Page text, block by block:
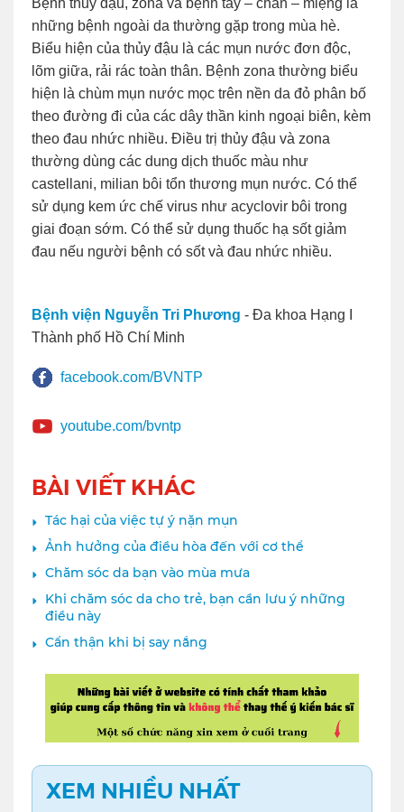
Bệnh thủy đậu, zona và bệnh tay – chân – miệng là
những bệnh ngoài da thường gặp trong mùa hè.
Biểu hiện của thủy đậu là các mụn nước đơn độc,
lõm giữa, rải rác toàn thân. Bệnh zona thường biểu
hiện là chùm mụn nước mọc trên nền da đỏ phân bố
theo đường đi của các dây thần kinh ngoại biên, kèm
theo đau nhức nhiều. Điều trị thủy đậu và zona
thường dùng các dung dịch thuốc màu như
castellani, milian bôi tổn thương mụn nước. Có thể
sử dụng kem ức chế virus như acyclovir bôi trong
giai đoạn sớm. Có thể sử dụng thuốc hạ sốt giảm
đau nếu người bệnh có sốt và đau nhức nhiều.
Bệnh viện Nguyễn Tri Phương - Đa khoa Hạng I
Thành phố Hồ Chí Minh
facebook.com/BVNTP
youtube.com/bvntp
BÀI VIẾT KHÁC
Tác hại của việc tự ý nặn mụn
Ảnh hưởng của điều hòa đến với cơ thể
Chăm sóc da bạn vào mùa mưa
Khi chăm sóc da cho trẻ, bạn cần lưu ý những
điều này
Cẩn thận khi bị say nắng
XEM NHIỀU NHẤT